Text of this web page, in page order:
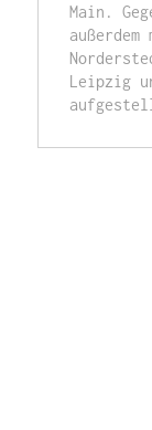
Main.
Leipzig